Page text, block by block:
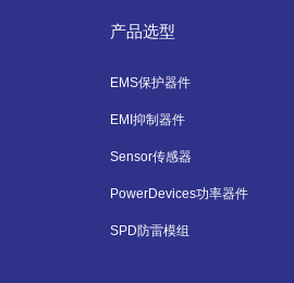
产品选型
EMS保护器件
EMI抑制器件
Sensor传感器
PowerDevices功率器件
SPD防雷模组